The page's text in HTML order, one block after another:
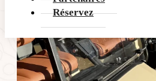
Réservez